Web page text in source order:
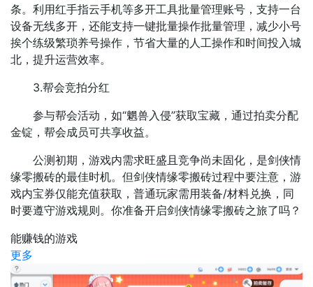
条。利用红手指云手机等多开工具批量管理账号，支持一台
设备无线多开，还能支持一键批量操作批量管理，减少小号
挨个练级繁琐养号操作，节省大量的人工操作和时间投入城
北，提升运营效率。​
3.帮会竞拍分红
参与帮会活动，如“魍兽入侵”获取宝藏，通过拍卖分配
金锭，帮会成员可共享收益。
公测初期，游戏内需求旺盛且竞争尚未固化，是剑侠情
缘零搬砖的最佳时机。但剑侠情缘零搬砖过程中要注意，游
戏内宝券仅能充值获取，普通玩家需用装备/材料兑换，同
时要遵守游戏规则。你准备开启剑侠情缘零搬砖之旅了吗？
能赚钱的游戏
更多